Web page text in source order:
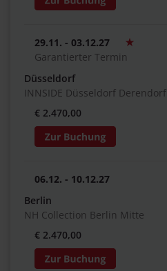
29.11. - 03.12.27
Garantierter Termin
Düsseldorf
INNSIDE Düsseldorf Derendorf
€ 2.470,00
06.12. - 10.12.27
Berlin
NH Collection Berlin Mitte
€ 2.470,00